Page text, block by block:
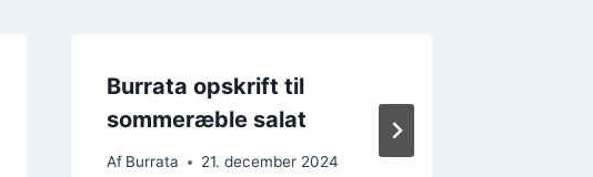
Burrata opskrift til
sommeræble salat
Af Burrata 21. december 2024